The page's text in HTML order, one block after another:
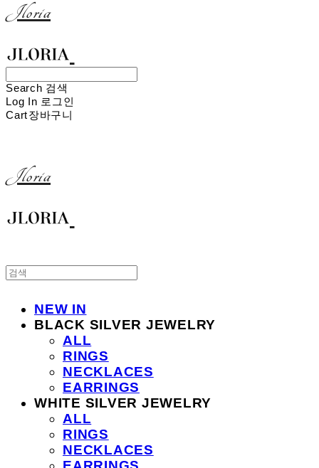
Jloria
Search 검색
Log In 로그인
Cart장바구니
Jloria
NEW IN
BLACK SILVER JEWELRY
ALL
RINGS
NECKLACES
EARRINGS
WHITE SILVER JEWELRY
ALL
RINGS
NECKLACES